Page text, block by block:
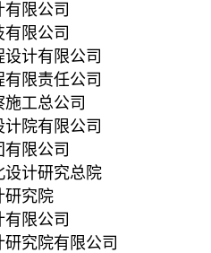
限公司
限公司
计有限公司
限责任公司
工总公司
院有限公司
限公司
设计研究总院
研究院
限公司
究院有限公司